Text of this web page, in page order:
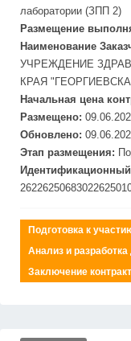
лаборатории (ЗПП 2)
Размещение
Наименование
УЧРЕЖДЕНИЕ
КРАЯ
Начальная цена
Размещено:
Обновлено:
Этап размещения:
Подготовка к
Анализ и
Заключение